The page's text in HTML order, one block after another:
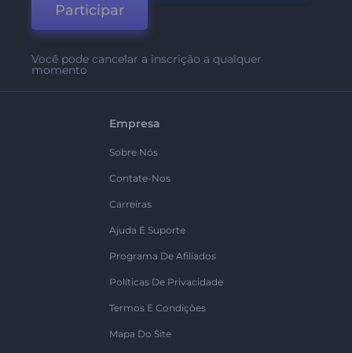
Participar
Você pode cancelar a inscrição a qualquer
momento
Empresa
Sobre Nós
Contate-Nos
Carreiras
Ajuda E Suporte
Programa De Afiliados
Políticas De Privacidade
Termos E Condições
Mapa Do Site